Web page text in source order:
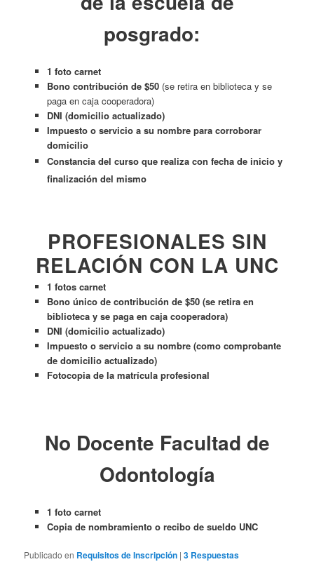
posgrado:
1 foto carnet
Bono contribución de $50 (se retira en biblioteca y se
paga en caja cooperadora)
DNI (domicilio actualizado)
Impuesto o servicio a su nombre para corroborar
domicilio
Constancia del curso que realiza con fecha de inicio y
finalización del mismo
PROFESIONALES SIN
RELACIÓN CON LA UNC
1 fotos carnet
Bono único de contribución de $50 (se retira en
biblioteca y se paga en caja cooperadora)
DNI (domicilio actualizado)
Impuesto o servicio a su nombre (como comprobante
de domicilio actualizado)
Fotocopia de la matrícula profesional
No Docente Facultad de
Odontología
1 foto carnet
Copia de nombramiento o recibo de sueldo UNC
Publicado en Requisitos de Inscripción |3 Respuestas